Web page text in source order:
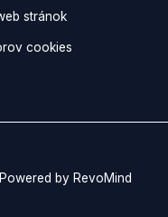
stránok
cookies
by RevoMind